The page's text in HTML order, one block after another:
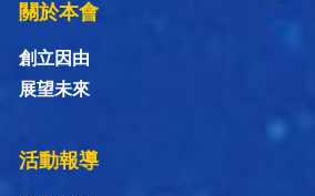
關於本會
創立因由
展望未來
活動報導